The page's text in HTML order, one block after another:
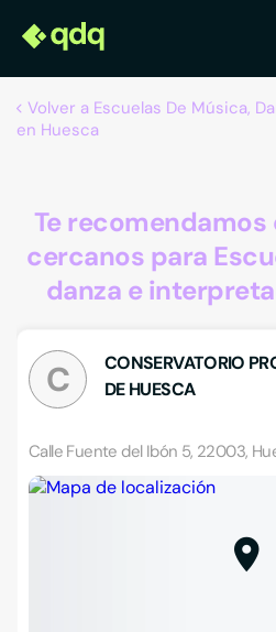
Volver a Escuelas De Música,
en Huesca
Te
cercanos para
danza e
C
CONSERVATORIO
DE HUESCA
Calle Fuente del Ibón 5, 22003,